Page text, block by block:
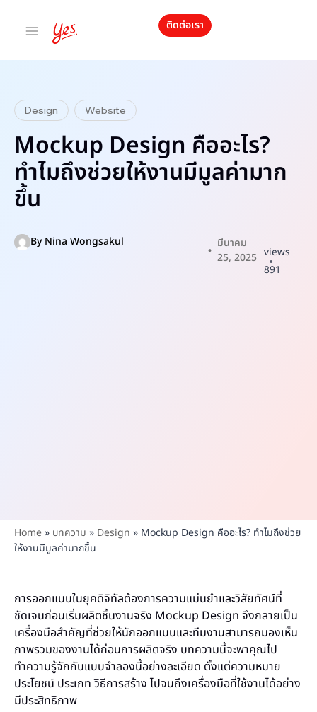
ติดต่อเรา
Design Website
Mockup Design คืออะไร?
ทำไมถึงช่วยให้งานมีมูลค่ามาก
ขึ้น
ByNina Wongsakul
มีนาคม
25, 2025 views
891
Home» บทความ » Design » Mockup Design คืออะไร? ทำไมถึงช่วย
ให้งานมีมูลค่ามากขึ้น
การออกแบบในยุคดิจิทัลต้องการความแม่นยำและวิสัยทัศน์ที่
ชัดเจนก่อนเริ่มผลิตชิ้นงานจริง Mockup Design จึงกลายเป็น
เครื่องมือสำคัญที่ช่วยให้นักออกแบบและทีมงานสามารถมองเห็น
ภาพรวมของงานได้ก่อนการผลิตจริง บทความนี้จะพาคุณไป
ทำความรู้จักกับแบบจำลองนี้อย่างละเอียด ตั้งแต่ความหมาย
ประโยชน์ ประเภท วิธีการสร้าง ไปจนถึงเครื่องมือที่ใช้งานได้อย่าง
มีประสิทธิภาพ